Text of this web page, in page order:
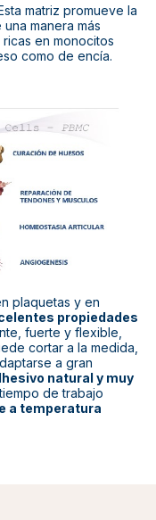
matriz promueve la
una manera más
en monocitos
como de encía.
plaquetas y en
propiedades
fuerte y flexible,
cortar a la medida,
a gran
natural y muy
de trabajo
a temperatura